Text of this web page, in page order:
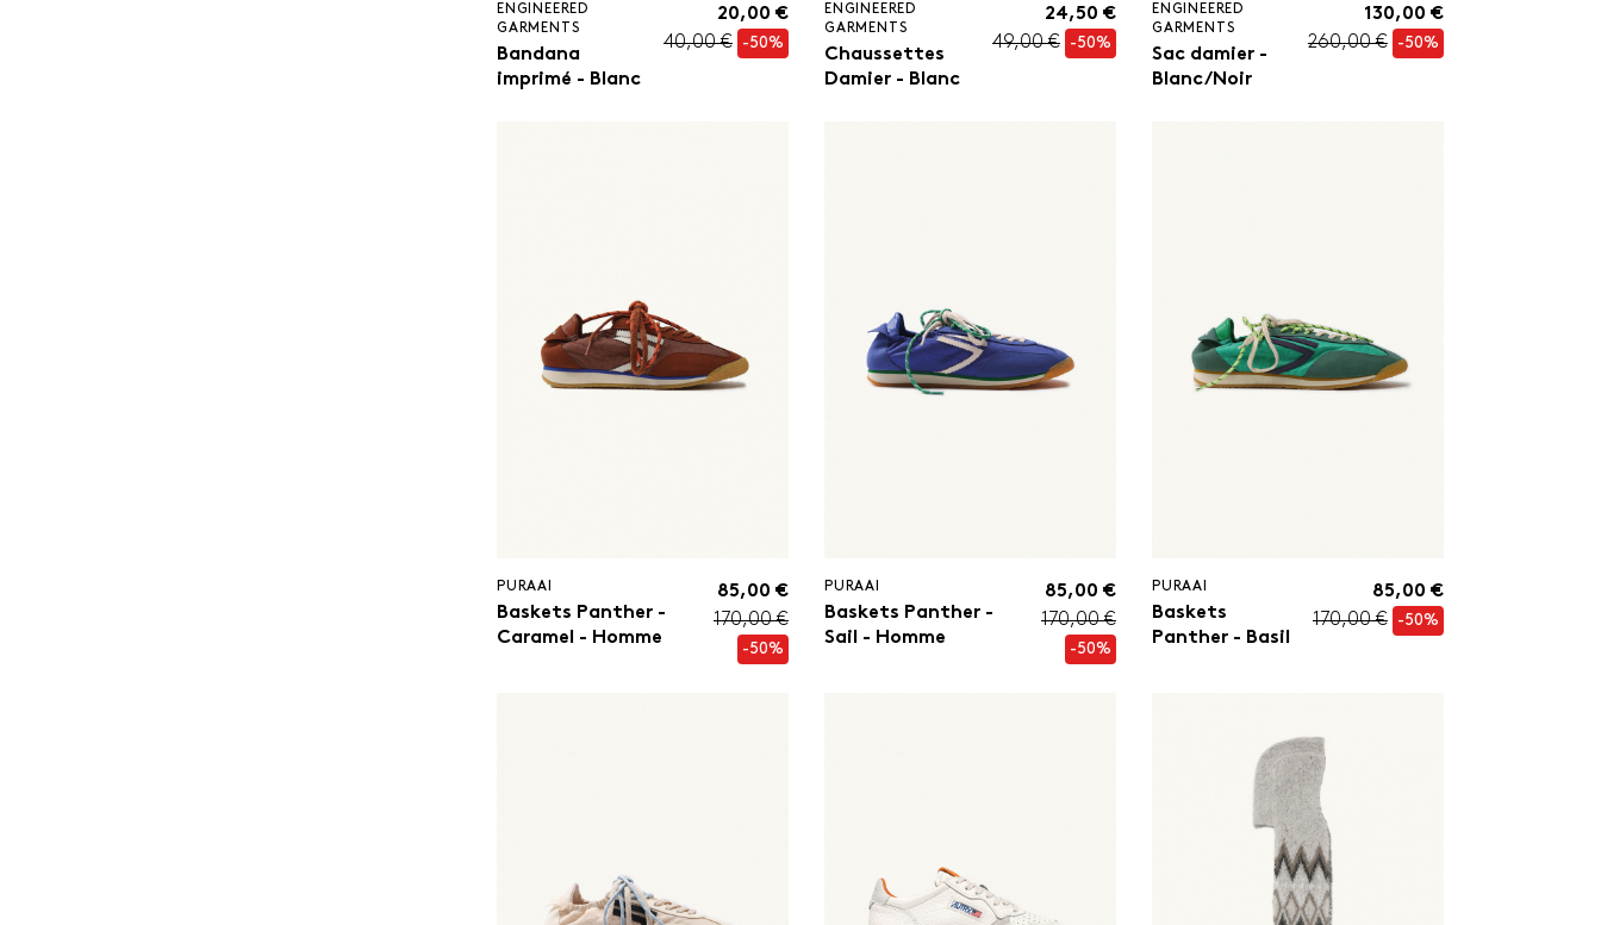
ENGINEERED
GARMENTS
Bandana
imprimé - Blanc
20,00 €
40,00 €
-50%
ENGINEERED
GARMENTS
Chaussettes
Damier - Blanc
24,50 €
49,00 €
-50%
ENGINEERED
GARMENTS
Sac damier -
Blanc/Noir
130,00 €
260,00 €
-50%
PURAAI
Baskets Panther -
Caramel - Homme
85,00 €
170,00 €
-50%
PURAAI
Baskets Panther -
Sail - Homme
85,00 €
170,00 €
-50%
PURAAI
Baskets
Panther - Basil
85,00 €
170,00 €
-50%